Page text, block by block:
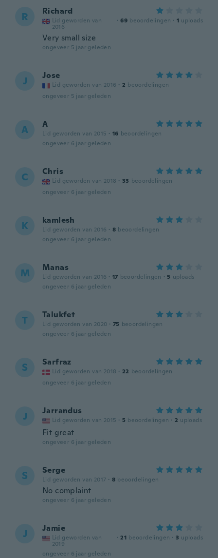
R Richard
Lid geworden van
2016
· 69 beoordelingen · 1 uploads
Very small size
ongeveer 5 jaar geleden
J Jose
Lid geworden van 2016 · 2 beoordelingen
ongeveer 5 jaar geleden
A A
Lid geworden van 2015 · 16 beoordelingen
ongeveer 6 jaar geleden
C Chris
Lid geworden van 2018 · 33 beoordelingen
ongeveer 6 jaar geleden
K kamlesh
Lid geworden van 2016 · 8 beoordelingen
ongeveer 6 jaar geleden
M Manas
Lid geworden van 2016 · 17 beoordelingen · 5 uploads
ongeveer 6 jaar geleden
T Talukfet
Lid geworden van 2020 · 75 beoordelingen
ongeveer 6 jaar geleden
S Sarfraz
Lid geworden van 2018 · 22 beoordelingen
ongeveer 6 jaar geleden
J Jarrandus
Lid geworden van 2015 · 5 beoordelingen · 2 uploads
Fit great
ongeveer 6 jaar geleden
S Serge
Lid geworden van 2017 · 8 beoordelingen
No complaint
ongeveer 6 jaar geleden
J Jamie
Lid geworden van
2019
· 21 beoordelingen · 3 uploads
ongeveer 6 jaar geleden